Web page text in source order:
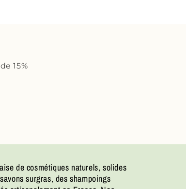
15%
de cosmétiques naturels, solides
surgras, des shampoings